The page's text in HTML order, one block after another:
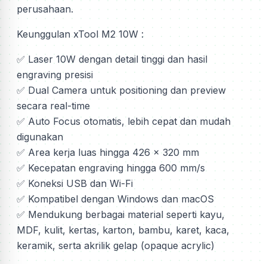
perusahaan.
Keunggulan xTool M2 10W :
✅ Laser 10W dengan detail tinggi dan hasil
engraving presisi
✅ Dual Camera untuk positioning dan preview
secara real-time
✅ Auto Focus otomatis, lebih cepat dan mudah
digunakan
✅ Area kerja luas hingga 426 x 320 mm
✅ Kecepatan engraving hingga 600 mm/s
✅ Koneksi USB dan Wi-Fi
✅ Kompatibel dengan Windows dan macOS
✅ Mendukung berbagai material seperti kayu,
MDF, kulit, kertas, karton, bambu, karet, kaca,
keramik, serta akrilik gelap (opaque acrylic)